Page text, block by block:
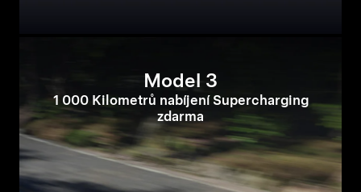
Model 3
1 000 Kilometrů nabíjení Supercharging
zdarma